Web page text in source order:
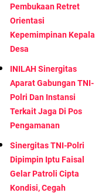
Pembukaan Retret
Orientasi
Kepemimpinan Kepala
Desa
INILAH Sinergitas
Aparat Gabungan TNI-
Polri Dan Instansi
Terkait Jaga Di Pos
Pengamanan
Sinergitas TNI-Polri
Dipimpin Iptu Faisal
Gelar Patroli Cipta
Kondisi, Cegah